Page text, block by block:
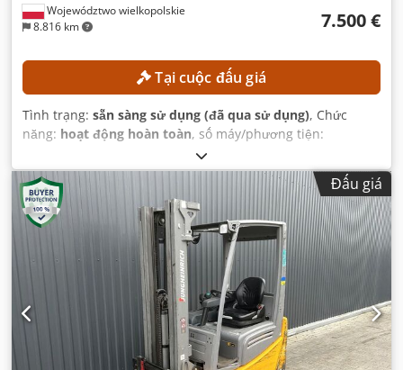
Województwo wielkopolskie
8.816 km
7.500 €
Tại cuộc đấu giá
Tình trạng: sẵn sàng sử dụng (đã qua sử dụng), Chức
năng: hoạt động hoàn toàn, số máy/phương tiện:
, Năm sản xuất:
h, chiều cao nâng:4.625 mm, nâng tự do:1.500 mm, chiều
cao xây dựng:
dịch chuyển bên ,
Đấu giá